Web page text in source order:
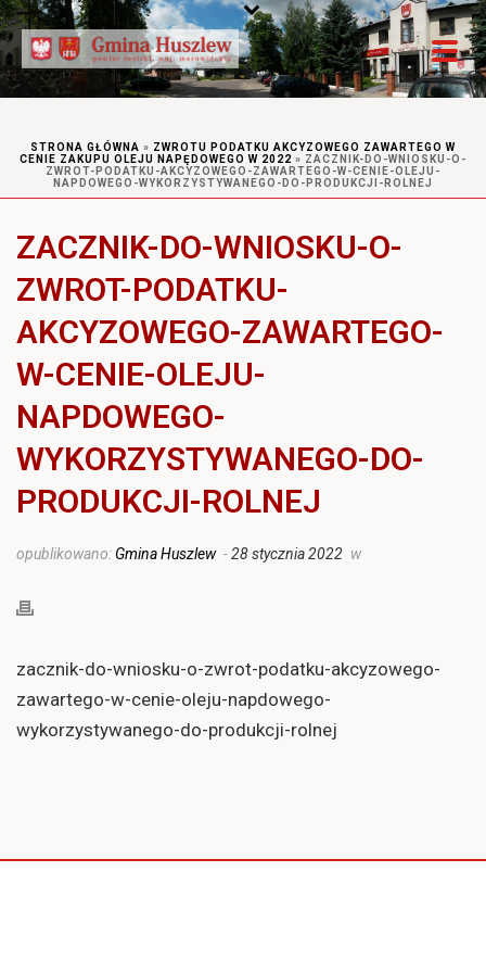
STRONA GŁÓWNA » ZWROTU PODATKU AKCYZOWEGO ZAWARTEGO W
CENIE ZAKUPU OLEJU NAPĘDOWEGO W 2022 » ZACZNIK-DO-WNIOSKU-O-
ZWROT-PODATKU-AKCYZOWEGO-ZAWARTEGO-W-CENIE-OLEJU-
NAPDOWEGO-WYKORZYSTYWANEGO-DO-PRODUKCJI-ROLNEJ
ZACZNIK-DO-WNIOSKU-O-
ZWROT-PODATKU-
AKCYZOWEGO-ZAWARTEGO-
W-CENIE-OLEJU-
NAPDOWEGO-
WYKORZYSTYWANEGO-DO-
PRODUKCJI-ROLNEJ
opublikowano: Gmina Huszlew -28 stycznia 2022 w
zacznik-do-wniosku-o-zwrot-podatku-akcyzowego-
zawartego-w-cenie-oleju-napdowego-
wykorzystywanego-do-produkcji-rolnej